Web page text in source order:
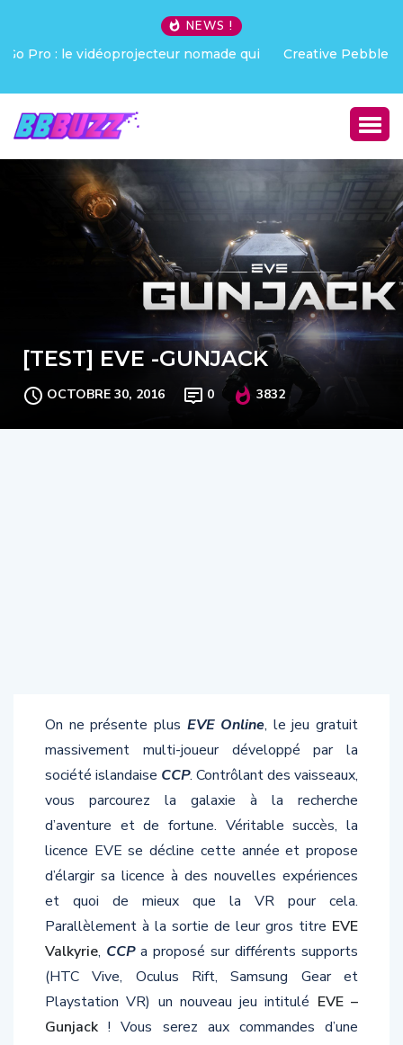
NEWS !
Creative Pebble X : j’ai été choqué !
[TEST] EVE -GUNJACK
OCTOBRE 30, 2016
massivement multi-joueur développé par la
société islandaiseCCP. Contrôlant des vaisseaux,
vous parcourez la galaxie à la recherche
d’aventure et de fortune. Véritable succès, la
licence EVE se décline cette année et propose
d’élargir sa licence à des nouvelles expériences
et quoi de mieux que la VR pour cela.
Parallèlement à la sortie de leur gros titreEVE
Valkyrie,CCPa proposé sur différents supports
(HTC Vive, Oculus Rift, Samsung Gear et
Playstation VR) un nouveau jeu intituléEVE –
Gunjack! Vous serez aux commandes d’une
capsule de defense installée à l’exterieur d’un